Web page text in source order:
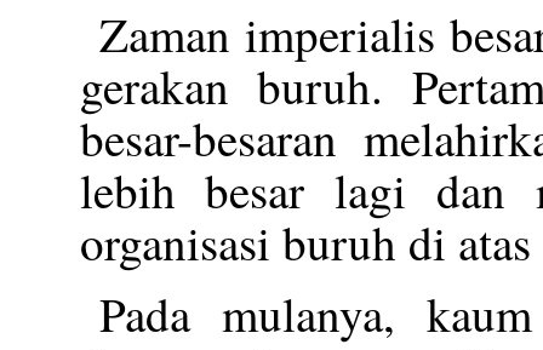
Zaman imperialis
gerakan buruh.
besar-besaran
lebih besar lagi dan
organisasi buruh di
Pada mulanya,